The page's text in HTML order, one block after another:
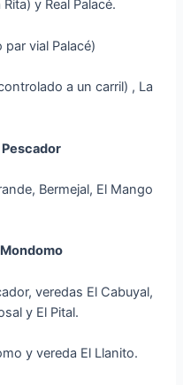
y Real Palacé.
vial Palacé)
a un carril) , La
Pescador
Bermejal, El Mango
veredas El Cabuyal,
y El Pital.
y vereda El Llanito.